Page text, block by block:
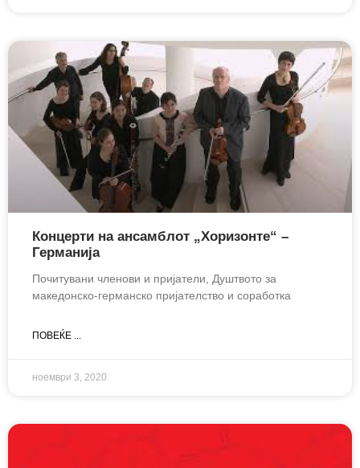
Концерти на ансамблот „Хоризонте“ –
Германија
Почитувани членови и пријатели, Душтвото за
македонско-германско пријателство и соработка
ПОВЕЌЕ ...
ноември 3, 2020